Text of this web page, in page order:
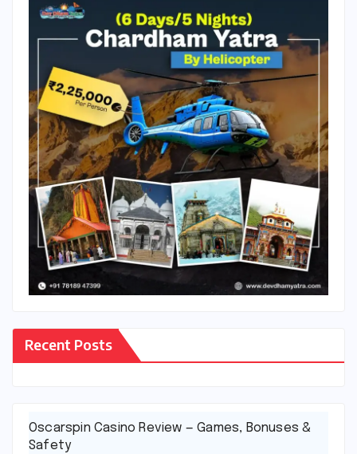
Recent Posts
Oscarspin Casino Review — Games, Bonuses &
Safety